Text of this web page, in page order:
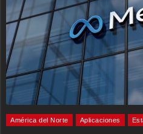
América del Norte Aplicaciones